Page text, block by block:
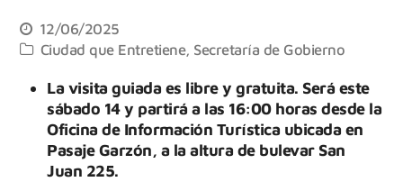
12/06/2025
Ciudad que Entretiene, Secretaría de Gobierno
La visita guiada es libre y gratuita. Será este
sábado 14 y partirá a las 16:00 horas desde la
Oficina de Información Turística ubicada en
Pasaje Garzón, a la altura de bulevar San
Juan 225.